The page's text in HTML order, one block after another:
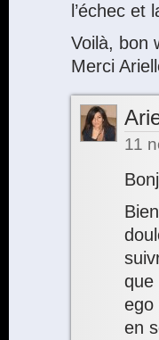
l’échec
Voilà, bon
Merci
11
que
ego
en